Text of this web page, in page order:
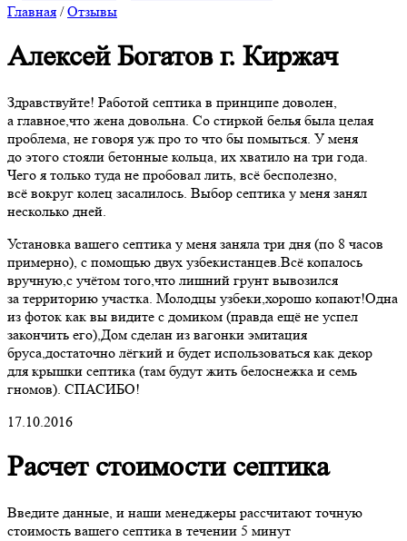
Главная /Отзывы
Алексей Богатов г. Киржач
Здравствуйте! Работой септика в принципе доволен,
а главное,что жена довольна. Со стиркой белья была целая
проблема, не говоря уж про то что бы помыться. У меня
до этого стояли бетонные кольца, их хватило на три года.
Чего я только туда не пробовал лить, всё бесполезно,
всё вокруг колец засалилось. Выбор септика у меня занял
несколько дней.
Установка вашего септика у меня заняла три дня (по 8 часов
примерно), с помощью двух узбекистанцев.Всё копалось
вручную,с учётом того,что лишний грунт вывозился
за территорию участка. Молодцы узбеки,хорошо копают!Одна
из фоток как вы видите с домиком (правда ещё не успел
закончить его),Дом сделан из вагонки эмитация
бруса,достаточно лёгкий и будет использоваться как декор
для крышки септика (там будут жить белоснежка и семь
гномов). СПАСИБО!
17.10.2016
Расчет стоимости септика
Введите данные, и наши менеджеры рассчитают точную
стоимость вашего септика в течении 5 минут